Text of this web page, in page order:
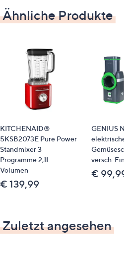
Gewicht
Material
Tritan, Edelstahl
Bitte beachten
Dieser Artikel ist nicht
Packstation oder ins
GTIN: 4242005105731
Ähnliche Produkte
KITCHENAID®
5KSB2073E Pure Power
Standmixer 3
Programme 2,1L
Volumen
€ 139,99
GENIUS
versch.
€
Zuletzt angesehen